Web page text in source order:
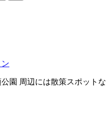
園 周辺には散策スポットな